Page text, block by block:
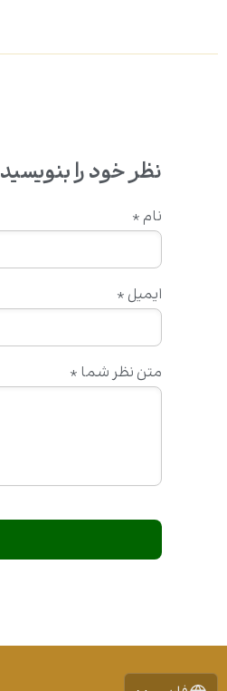
نظر خود را بنویسید
متن نظر شما *
نام *
ایمیل *